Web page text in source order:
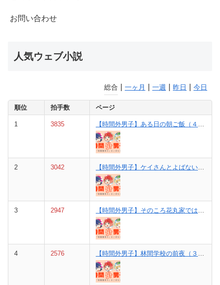
お問い合わせ
人気ウェブ小説
総合 一ヶ月 一週 昨日 今日
順位 拍手数 ページ
1 3835
2 3042
3 2947
4 2576